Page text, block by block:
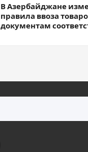
В Азербайджане
правила ввоза
документам